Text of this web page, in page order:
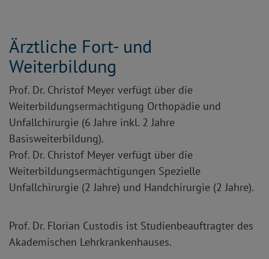
Ärztliche Fort- und
Weiterbildung
Prof. Dr. Christof Meyer verfügt über die
Weiterbildungsermächtigung Orthopädie und
Unfallchirurgie (6 Jahre inkl. 2 Jahre
Basisweiterbildung).
Prof. Dr. Christof Meyer verfügt über die
Weiterbildungsermächtigungen Spezielle
Unfallchirurgie (2 Jahre) und Handchirurgie (2 Jahre).
Prof. Dr. Florian Custodis ist Studienbeauftragter des
Akademischen Lehrkrankenhauses.